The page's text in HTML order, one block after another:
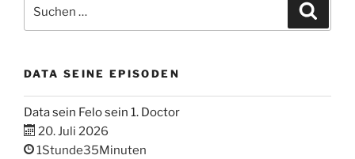
nach:
DATA SEINE EPISODEN
Data sein Felo sein 1. Doctor
20. Juli 2026
1Stunde35Minuten